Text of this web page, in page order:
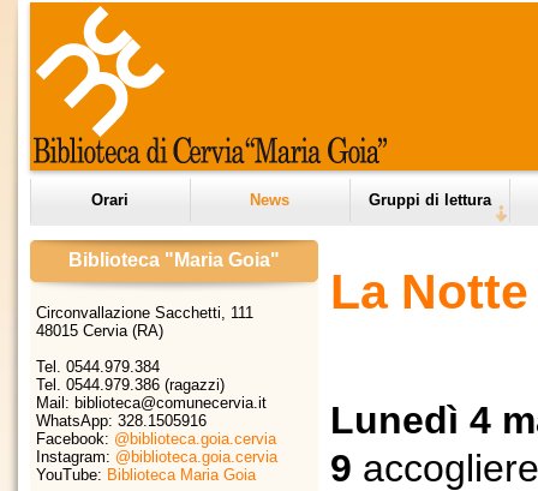
Orari News Gruppi di lettura
Biblioteca "Maria Goia"
Circonvallazione Sacchetti, 111
48015 Cervia (RA)
Tel. 0544.979.384
Tel. 0544.979.386 (ragazzi)
Mail: biblioteca@comunecervia.it
WhatsApp: 328.1505916
Facebook: @biblioteca.goia.cervia
Instagram: @biblioteca.goia.cervia
YouTube: Biblioteca Maria Goia
La
Lunedì 4
9